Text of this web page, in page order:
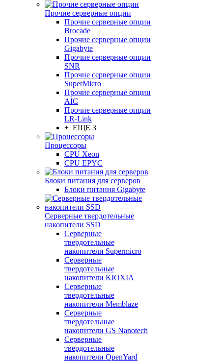
Прочие серверные опции
Прочие серверные опции
Brocade
Прочие серверные опции
Gigabyte
Прочие серверные опции
SNR
Прочие серверные опции
SuperMicro
Прочие серверные опции
AIC
Прочие серверные опции
LR-Link
+ ЕЩЕ 3
Процессоры
CPU Xeon
CPU EPYC
Блоки питания для серверов
Блоки питания Gigabyte
Серверные твердотельные
накопители SSD
Cерверные
твердотельные
накопители Supermicro
Cерверные
твердотельные
накопители KIOXIA
Cерверные
твердотельные
накопители Memblaze
Cерверные
твердотельные
накопители GS Nanotech
Серверные
твердотельные
накопители OpenYard